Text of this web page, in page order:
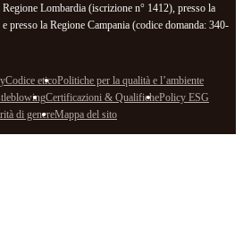
Lombardia (iscrizione n° 1412), presso la
presso la Regione Campania (codice domanda: 340-
Codice eticoPolitiche per la qualità e l’ambiente
Certificazioni & QualifichePolicy ESG
di genereMappa del sito